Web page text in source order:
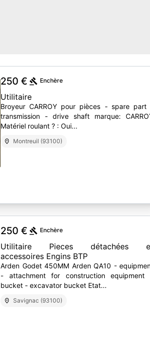
250 € Enchère
Utilitaire
Broyeur CARROY pour pièces - spare part
transmission - drive shaft marque:
Matériel roulant ? : Oui...
Montreuil (93100)
250 € Enchère
Utilitaire Pieces détachées
accessoires Engins BTP
Arden Godet 450MM Arden QA10 -
- attachment for construction equipment
bucket - excavator bucket Etat...
Savignac (93100)